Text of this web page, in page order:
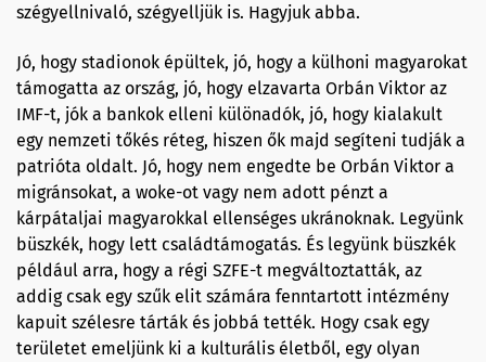
szégyellnivaló, szégyelljük is. Hagyjuk abba.
Jó, hogy stadionok épültek, jó, hogy a külhoni magyarokat
támogatta az ország, jó, hogy elzavarta Orbán Viktor az
IMF-t, jók a bankok elleni különadók, jó, hogy kialakult
egy nemzeti tőkés réteg, hiszen ők majd segíteni tudják a
patrióta oldalt. Jó, hogy nem engedte be Orbán Viktor a
migránsokat, a woke-ot vagy nem adott pénzt a
kárpátaljai magyarokkal ellenséges ukránoknak. Legyünk
büszkék, hogy lett családtámogatás. És legyünk büszkék
például arra, hogy a régi SZFE-t megváltoztatták, az
addig csak egy szűk elit számára fenntartott intézmény
kapuit szélesre tárták és jobbá tették. Hogy csak egy
területet emeljünk ki a kulturális életből, egy olyan